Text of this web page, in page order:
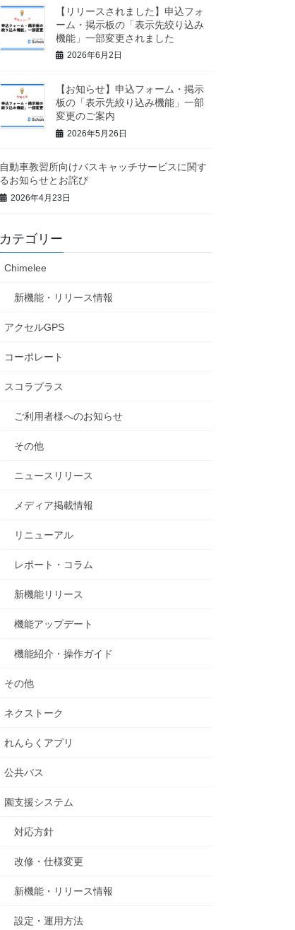
【リリースされました】申込フォ
ーム・掲示板の「表示先絞り込み
機能」一部変更されました
2026年6月2日
【お知らせ】申込フォーム・掲示
板の「表示先絞り込み機能」一部
変更のご案内
2026年5月26日
自動車教習所向けバスキャッチサービスに関す
るお知らせとお詫び
2026年4月23日
カテゴリー
Chimelee
新機能・リリース情報
アクセルGPS
コーポレート
スコラプラス
ご利用者様へのお知らせ
その他
ニュースリリース
メディア掲載情報
リニューアル
レポート・コラム
新機能リリース
機能アップデート
機能紹介・操作ガイド
その他
ネクストーク
れんらくアプリ
公共バス
園支援システム
対応方針
改修・仕様変更
新機能・リリース情報
設定・運用方法